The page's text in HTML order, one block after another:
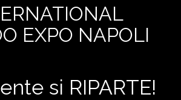
EXPO NAPOLI
si RIPARTE!